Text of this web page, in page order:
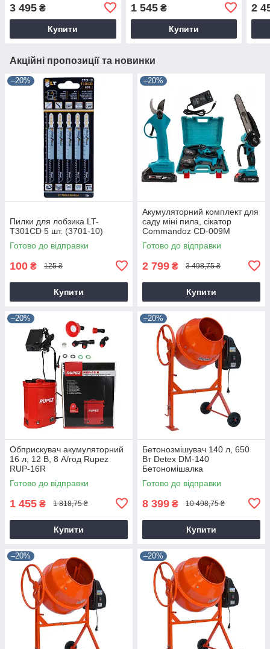
3 495 ₴
Купити
1 545₴
Купити
2
Акційні пропозиції та новинки
–20%
Пилки для лобзика LT-
T301CD 5 шт. (3701-10)
Готово до відправки
100 ₴ 125 ₴
Купити
–20%
Акумуляторний комплект для
саду міні пила, сікатор
Commandoz CD-009M
Готово до відправки
2 799 ₴ 3 498,75 ₴
Купити
–20%
Обприскувач акумуляторний
16 л, 12 В, 8 А/год Rupez
RUP-16R
Готово до відправки
1 455 ₴ 1 818,75 ₴
Купити
–20%
Бетонозмішувач 140 л, 650
Вт Detex DM-140
Бетономішалка
Готово до відправки
8 399 ₴ 10 498,75 ₴
Купити
–20% –20%